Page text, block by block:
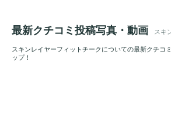
最新クチコミ投稿写真・動画 スキ
スキンレイヤーフィットチークについての最新クチコ
ップ！